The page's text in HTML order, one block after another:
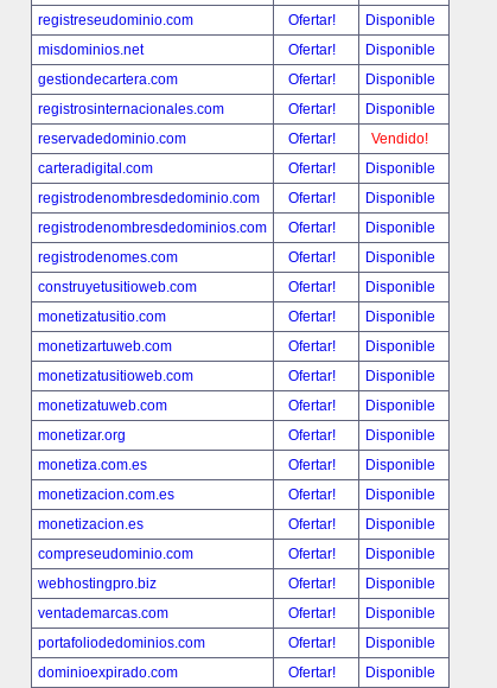
registreseudominio.com
Ofertar!
Disponible
misdominios.net
Ofertar!
Disponible
gestiondecartera.com
Ofertar!
Disponible
registrosinternacionales.com
Ofertar!
Disponible
reservadedominio.com
Ofertar!
Vendido!
carteradigital.com
Ofertar!
Disponible
registrodenombresdedominio.com
Ofertar!
Disponible
registrodenombresdedominios.com
Ofertar!
Disponible
registrodenomes.com
Ofertar!
Disponible
construyetusitioweb.com
Ofertar!
Disponible
monetizatusitio.com
Ofertar!
Disponible
monetizartuweb.com
Ofertar!
Disponible
monetizatusitioweb.com
Ofertar!
Disponible
monetizatuweb.com
Ofertar!
Disponible
monetizar.org
Ofertar!
Disponible
monetiza.com.es
Ofertar!
Disponible
monetizacion.com.es
Ofertar!
Disponible
monetizacion.es
Ofertar!
Disponible
compreseudominio.com
Ofertar!
Disponible
webhostingpro.biz
Ofertar!
Disponible
ventademarcas.com
Ofertar!
Disponible
portafoliodedominios.com
Ofertar!
Disponible
dominioexpirado.com
Ofertar!
Disponible